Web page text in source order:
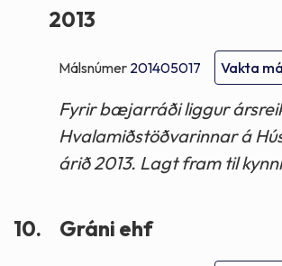
2013
Málsnúmer 201405017 Vakta
Fyrir bæjarráði liggur
Hvalamiðstöðvarinnar á
árið 2013. Lagt fram til
10. Gráni ehf